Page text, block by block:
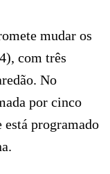
mudar os
com três
No
por cinco
está programado